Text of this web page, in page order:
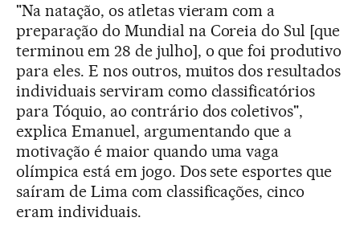
"Na natação, os atletas vieram com a
preparação do Mundial na Coreia do Sul [que
terminou em 28 de julho], o que foi produtivo
para eles. E nos outros, muitos dos resultados
individuais serviram como classificatórios
para Tóquio, ao contrário dos coletivos",
explica Emanuel, argumentando que a
motivação é maior quando uma vaga
olímpica está em jogo. Dos sete esportes que
saíram de Lima com classificações, cinco
eram individuais.